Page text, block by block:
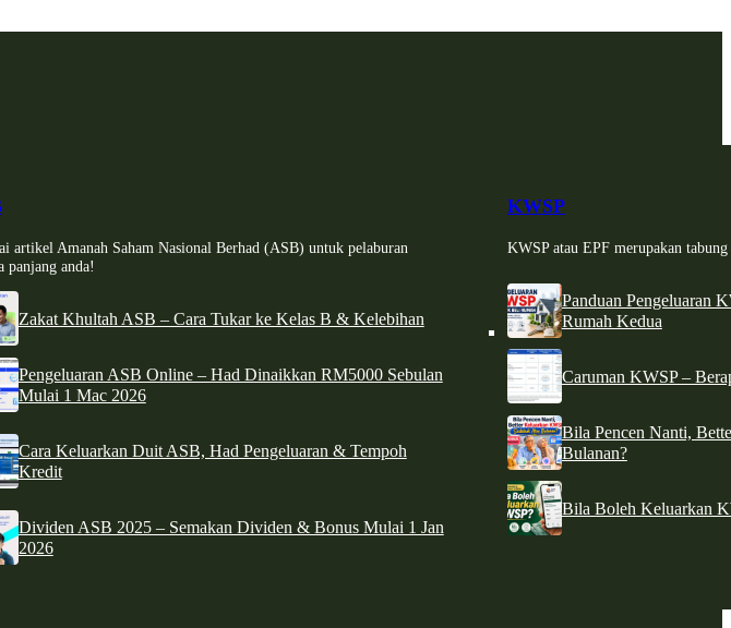
artikel Amanah Saham Nasional Berhad (ASB) untuk pelaburan
panjang anda!
Zakat Khultah ASB – Cara Tukar ke Kelas B & Kelebihan
Pengeluaran ASB Online – Had Dinaikkan RM5000 Sebulan
Mulai 1 Mac 2026
Cara Keluarkan Duit ASB, Had Pengeluaran & Tempoh
Kredit
Dividen ASB 2025 – Semakan Dividen & Bonus Mulai 1 Jan
2026
KWSP
KWSP atau EPF merupakan
Panduan Pengeluaran
Rumah Kedua
Caruman KWSP –
Bila Pencen Nanti,
Bulanan?
Bila Boleh Keluarkan